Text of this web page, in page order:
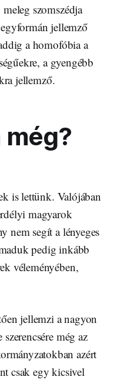
szomszédja
jellemző
a homofóbia a
a gyengébb
jellemző.
még?
is lettünk. Valójában
magyarok
nem segít a lényeges
pedig inkább
véleményében,
jellemzi a nagyon
még az
azért
csak egy kicsivel